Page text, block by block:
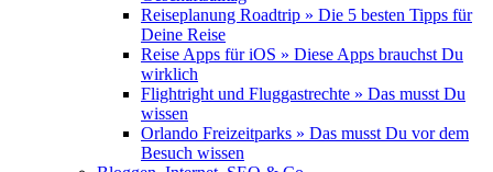
Reiseplanung Roadtrip » Die 5 besten Tipps für
Deine Reise
Reise Apps für iOS » Diese Apps brauchst Du
wirklich
Flightright und Fluggastrechte » Das musst Du
wissen
Orlando Freizeitparks » Das musst Du vor dem
Besuch wissen